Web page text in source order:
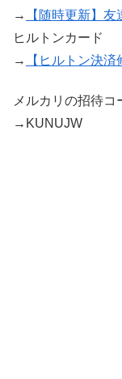
→
【随時更新】
ヒルトンカード
→
【ヒルトン決
メルカリの招待コ
→KUNUJW